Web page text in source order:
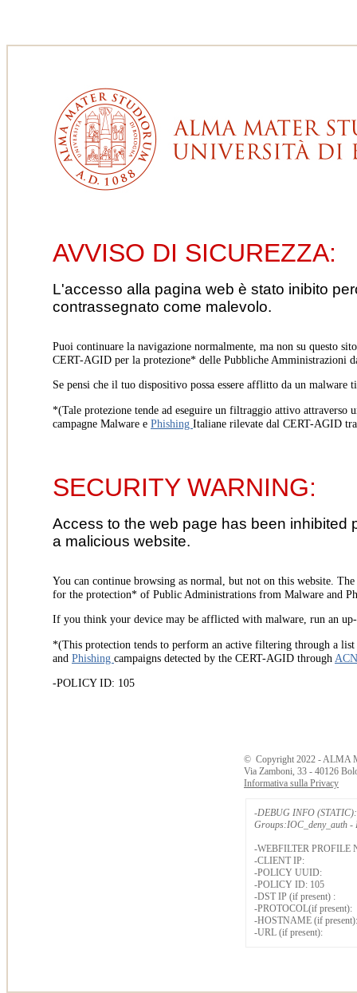
AVVISO DI SICUREZZA:
L'accesso alla pagina web è stato inibito
contrassegnato come malevolo.
Puoi continuare la navigazione normalmente, ma non su questo
CERT-AGID per la protezione* delle Pubbliche Amministrazioni
Se pensi che il tuo dispositivo possa essere afflitto da un
*(Tale protezione tende ad eseguire un filtraggio attivo
campagne Malware e Phishing Italiane rilevate dal CERT-AGID
SECURITY WARNING:
Access to the web page has been
a malicious website.
You can continue browsing as normal, but not on this website.
for the protection* of Public Administrations from Malware and
If you think your device may be afflicted with malware, run an
*(This protection tends to perform an active filtering through a
and Phishing campaigns detected by the CERT-AGID through
-POLICY ID: 105
© Copyright 2022 - ALMA
Via Zamboni, 33 - 40126
Informativa sulla Privacy
-DEBUG INFO (STATIC):
Groups:IOC_deny_auth -
-WEBFILTER PROFILE
-CLIENT IP:
-POLICY UUID:
-POLICY ID: 105
-DST IP (if present) :
-PROTOCOL(if present):
-HOSTNAME (if present):
-URL (if present):